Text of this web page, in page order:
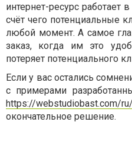
интернет-ресурс работает
счёт чего потенциальные
любой момент. А самое
заказ, когда им это
потеряет потенциального
Если у вас остались
с примерами
https://webstudiobast.com/
окончательное решение.